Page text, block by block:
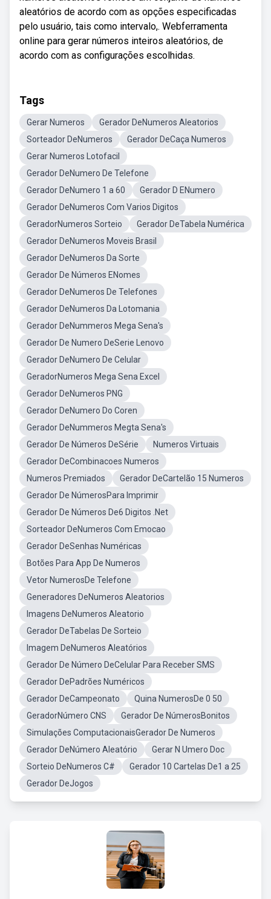
aleatórios de acordo com as opções especificadas
pelo usuário, tais como intervalo,. Webferramenta
online para gerar números inteiros aleatórios, de
acordo com as configurações escolhidas.
Tags
Gerar Numeros
Gerador DeNumeros Aleatorios
Sorteador DeNumeros
Gerador DeCaça Numeros
Gerar Numeros Lotofacil
Gerador DeNumero De Telefone
Gerador DeNumero 1 a 60
Gerador D ENumero
Gerador DeNumeros Com Varios Digitos
GeradorNumeros Sorteio
Gerador DeTabela Numérica
Gerador DeNumeros Moveis Brasil
Gerador DeNumeros Da Sorte
Gerador De Números ENomes
Gerador DeNumeros De Telefones
Gerador DeNumeros Da Lotomania
Gerador DeNummeros Mega Sena's
Gerador De Numero DeSerie Lenovo
Gerador DeNumero De Celular
GeradorNumeros Mega Sena Excel
Gerador DeNumeros PNG
Gerador DeNumero Do Coren
Gerador DeNummeros Megta Sena's
Gerador De Números DeSérie
Numeros Virtuais
Gerador DeCombinacoes Numeros
Numeros Premiados
Gerador DeCartelão 15 Numeros
Gerador De NúmerosPara Imprimir
Gerador De Números De6 Digitos .Net
Sorteador DeNumeros Com Emocao
Gerador DeSenhas Numéricas
Botões Para App De Numeros
Vetor NumerosDe Telefone
Generadores DeNumeros Aleatorios
Imagens DeNumeros Aleatorio
Gerador DeTabelas De Sorteio
Imagem DeNumeros Aleatórios
Gerador De Número DeCelular Para Receber SMS
Gerador DePadrões Numéricos
Gerador DeCampeonato
Quina NumerosDe 0 50
GeradorNúmero CNS
Gerador De NúmerosBonitos
Simulações ComputacionaisGerador De Numeros
Gerador DeNúmero Aleatório
Gerar N Umero Doc
Sorteio DeNumeros C#
Gerador 10 Cartelas De1 a 25
Gerador DeJogos